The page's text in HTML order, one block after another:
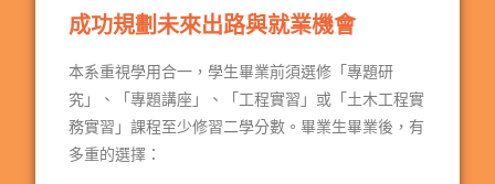
成功規劃未來出路與就業機會
本系重視學用合一，學生畢業前須選修「專題研
究」、「專題講座」、「工程實習」或「土木工程實
務實習」課程至少修習二學分數。畢業生畢業後，有
多重的選擇：